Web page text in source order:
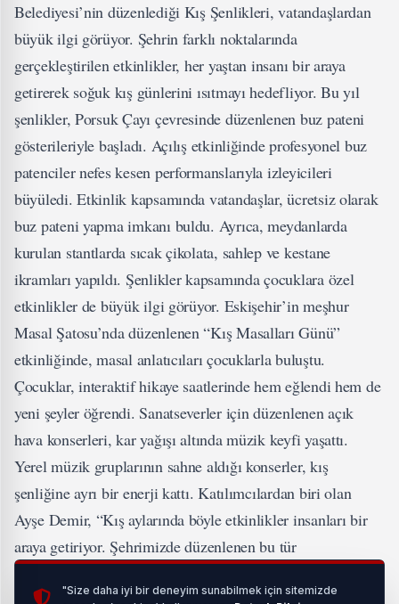
Belediyesi’nin düzenlediği Kış Şenlikleri, vatandaşlardan
büyük ilgi görüyor. Şehrin farklı noktalarında
gerçekleştirilen etkinlikler, her yaştan insanı bir araya
getirerek soğuk kış günlerini ısıtmayı hedefliyor. Bu yıl
şenlikler, Porsuk Çayı çevresinde düzenlenen buz pateni
gösterileriyle başladı. Açılış etkinliğinde profesyonel buz
patenciler nefes kesen performanslarıyla izleyicileri
büyüledi. Etkinlik kapsamında vatandaşlar, ücretsiz olarak
buz pateni yapma imkanı buldu. Ayrıca, meydanlarda
kurulan stantlarda sıcak çikolata, sahlep ve kestane
ikramları yapıldı. Şenlikler kapsamında çocuklara özel
etkinlikler de büyük ilgi görüyor. Eskişehir’in meşhur
Masal Şatosu’nda düzenlenen “Kış Masalları Günü”
etkinliğinde, masal anlatıcıları çocuklarla buluştu.
Çocuklar, interaktif hikaye saatlerinde hem eğlendi hem de
yeni şeyler öğrendi. Sanatseverler için düzenlenen açık
hava konserleri, kar yağışı altında müzik keyfi yaşattı.
Yerel müzik gruplarının sahne aldığı konserler, kış
şenliğine ayrı bir enerji kattı. Katılımcılardan biri olan
Ayşe Demir, “Kış aylarında böyle etkinlikler insanları bir
araya getiriyor. Şehrimizde düzenlenen bu tür
Başkanı, “Bu etkinlikler, Eskişehir’in bir kültür ve sanat
"Size daha iyi bir deneyim sunabilmek için sitemizde